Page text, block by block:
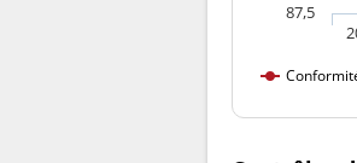
87,5